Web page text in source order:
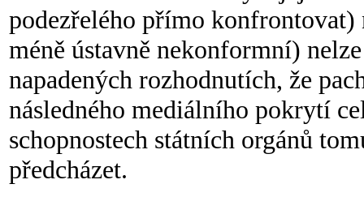
podezřelého přímo
méně ústavně nekonformní)
napadených rozhodnutích, že
následného mediálního pokrytí
schopnostech státních orgánů
předcházet.